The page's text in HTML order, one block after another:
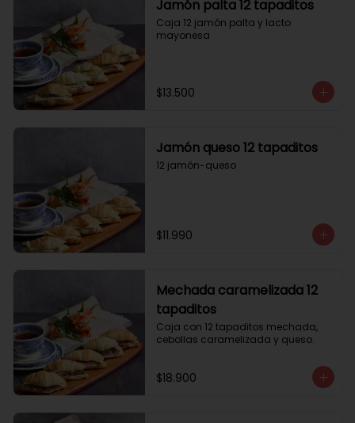
Jamón palta 12 tapaditos
Caja 12 jamón palta y lacto
mayonesa
$13.500
Jamón queso 12 tapaditos
12 jamón-queso
$11.990
Mechada caramelizada 12
tapaditos
Caja con 12 tapaditos mechada,
cebollas caramelizada y queso.
$18.900